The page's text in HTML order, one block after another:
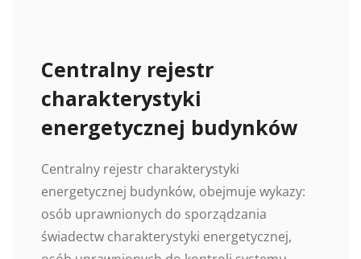
Centralny rejestr
charakterystyki
energetycznej budynków
Centralny rejestr charakterystyki
energetycznej budynków, obejmuje wykazy:
osób uprawnionych do sporządzania
świadectw charakterystyki energetycznej,